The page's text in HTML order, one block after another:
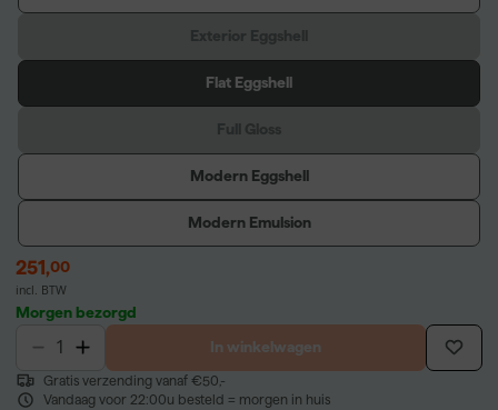
Flat Eggshell
Modern Eggshell
Modern Emulsion
251,00
incl. BTW
Morgen bezorgd
In winkelwagen
Gratis verzending vanaf €50,-
Vandaag voor 22:00u besteld = morgen in huis